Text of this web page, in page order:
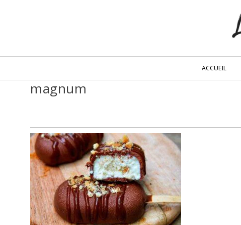
ACCUEIL
magnum